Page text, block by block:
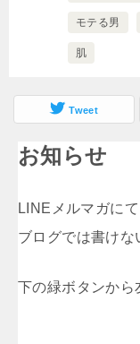
モテる男
肌
Tweet
お知らせ
LINEメルマガにて
ブログでは書けな
下の緑ボタンから